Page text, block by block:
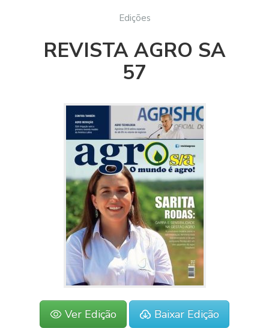
Edições
REVISTA AGRO SA
57
Ver Edição Baixar Edição